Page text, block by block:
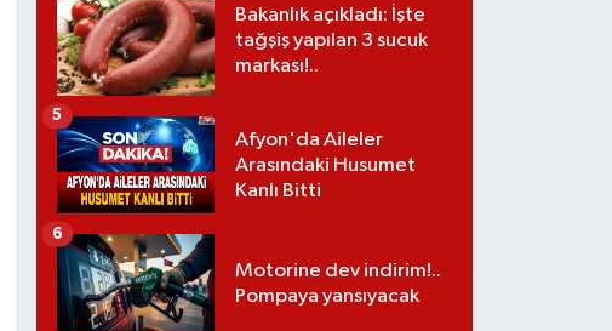
Bakanlık açıkladı: İşte
tağşiş yapılan 3 sucuk
markası!..
Afyon'da Aileler
Arasındaki Husumet
Kanlı Bitti
5
Motorine dev indirim!..
Pompaya yansıyacak
6